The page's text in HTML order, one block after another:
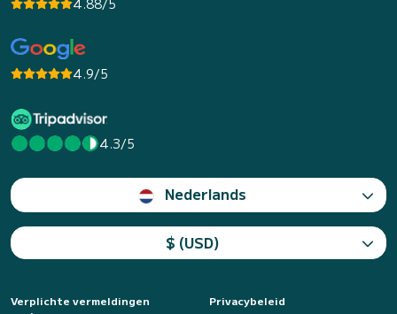
4.88/5
4.9/5
4.3/5
Nederlands
$ (USD)
Verplichte vermeldingen
Privacybeleid